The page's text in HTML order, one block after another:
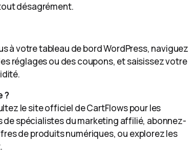
désagrément.
à votre tableau de bord WordPress, naviguez
réglages ou des coupons, et saisissez votre
?
le site officiel de CartFlows pour les
spécialistes du marketing affilié, abonnez-
de produits numériques, ou explorez les